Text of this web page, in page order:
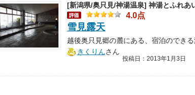
[新潟県/奥只見/神湯温泉] 神湯とふれあ
4.0点
雪見露天
きくりん さん
投稿日：2013年1月3日